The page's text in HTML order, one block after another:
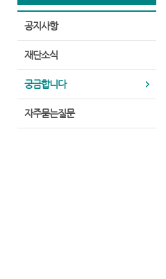
공지사항
재단소식
궁금합니다
자주묻는질문